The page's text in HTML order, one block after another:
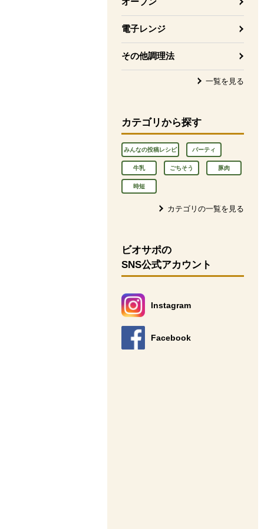
電子レンジ
その他調理法
一覧を見る
カテゴリから探す
みんなの投稿レシピ パーティ
牛乳 ごちそう 豚肉
時短
カテゴリの一覧を見る
ビオサポの
SNS公式アカウント
Instagram
別のウィンドウで開きます。
Facebook
別のウィンドウで開きます。